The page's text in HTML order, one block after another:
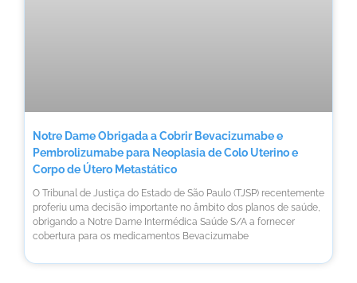
Notre Dame Obrigada a Cobrir Bevacizumabe e
Pembrolizumabe para Neoplasia de Colo Uterino e
Corpo de Útero Metastático
O Tribunal de Justiça do Estado de São Paulo (TJSP) recentemente
proferiu uma decisão importante no âmbito dos planos de saúde,
obrigando a Notre Dame Intermédica Saúde S/A a fornecer
cobertura para os medicamentos Bevacizumabe